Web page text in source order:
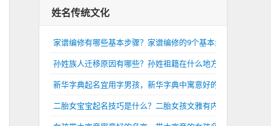
姓名传统文化
家谱编修有哪些基本步骤？家谱编修的9个基本步骤介绍
孙姓族人迁移原因有哪些？孙姓祖籍在什么地方？
新华字典起名宜用字男孩，新华字典中寓意好的男孩名字
二胎女宝宝起名技巧是什么？二胎女孩文雅有内涵的名字